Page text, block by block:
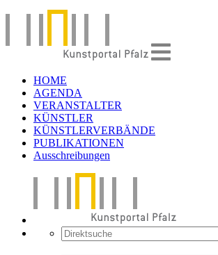
HOME
AGENDA
VERANSTALTER
KÜNSTLER
KÜNSTLERVERBÄNDE
PUBLIKATIONEN
Ausschreibungen